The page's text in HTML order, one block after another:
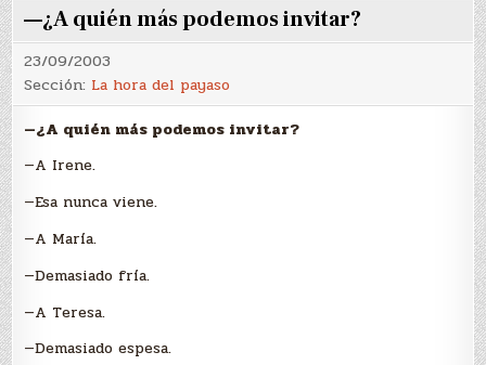
—¿A quién más podemos invitar?
23/09/2003
Sección: La hora del payaso
—¿A quién más podemos invitar?
—A Irene.
—Esa nunca viene.
—A María.
—Demasiado fría.
—A Teresa.
—Demasiado espesa.